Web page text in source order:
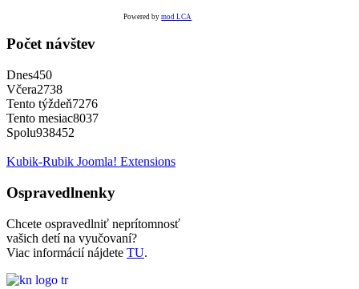
Powered bymod LCA
Počet návštev
Dnes450
Včera2738
Tento týždeň7276
Tento mesiac8037
Spolu938452
Kubik-Rubik Joomla! Extensions
Ospravedlnenky
Chcete ospravedlniť neprítomnosť
vašich detí na vyučovaní?
Viac informácií nájdete TU.